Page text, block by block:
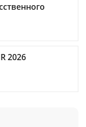
2026